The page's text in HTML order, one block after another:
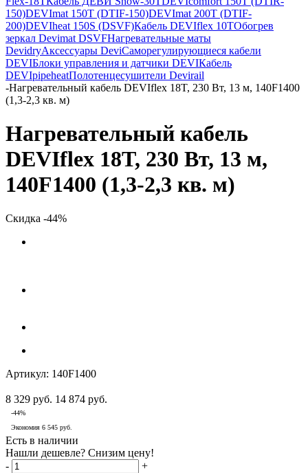
150)DEVImat 150T (DTIF-150)DEVImat 200T (DTIF-
200)DEVIheat 150S (DSVF)Кабель DEVIflex 10TОбогрев
зеркал Devimat DSVFНагревательные маты
DevidryАксессуары DeviСаморегулирующиеся кабели
DEVIБлоки управления и датчики DEVIКабель
DEVIpipeheatПолотенцесушители Devirail
-Нагревательный кабель DEVIflex 18T, 230 Вт, 13 м, 140F1400
(1,3-2,3 кв. м)
Нагревательный кабель
DEVIflex 18T, 230 Вт, 13 м,
140F1400 (1,3-2,3 кв. м)
Скидка -44%
Артикул: 140F1400
8 329 руб. 14 874 руб.
-44%
Экономия 6 545 руб.
Есть в наличии
Нашли дешевле? Снизим цену!
-
+